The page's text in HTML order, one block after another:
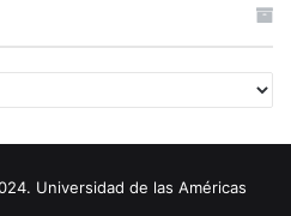
Universidad de las Américas